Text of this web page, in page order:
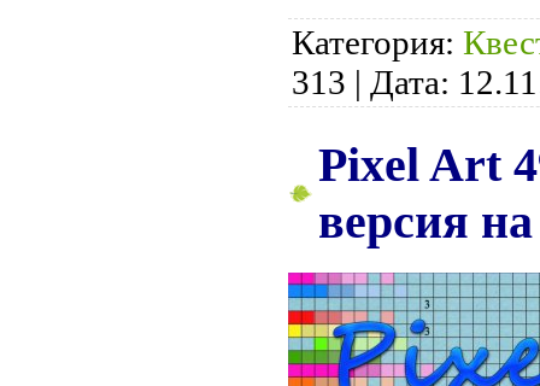
Категория:
313 | Дата:
Pixel Art
версия